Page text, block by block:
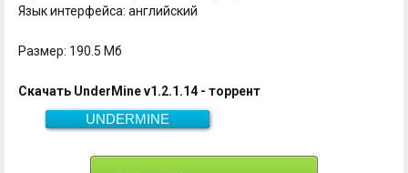
Язык интерфейса: английский
Размер: 190.5 Мб
Скачать UnderMine v1.2.1.14 - торрент
UNDERMINE
190.5 Мб
Скачать